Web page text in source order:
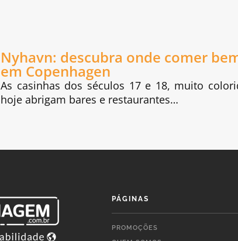
Nyhavn: descubra onde comer
em Copenhagen
As casinhas dos séculos 17 e 18, muito
hoje abrigam bares e restaurantes…
PÁGINAS
PROMOÇÕES